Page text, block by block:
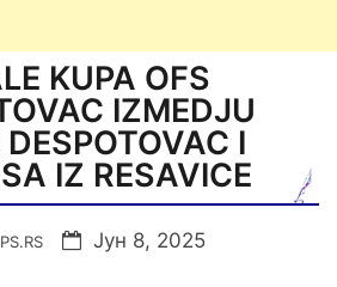
KUPA OFS
IZMEDJU
DESPOTOVAC I
IZ RESAVICE
Јун 8, 2025